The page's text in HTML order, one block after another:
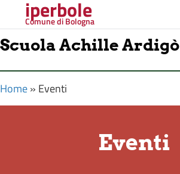
iperbole
Comune di Bologna
Scuola Achille Ardigò
Home» Eventi
Eventi